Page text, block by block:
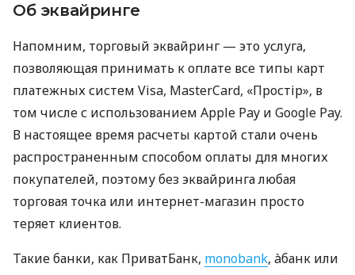
Об эквайринге
Напомним, торговый эквайринг — это услуга,
позволяющая принимать к оплате все типы карт
платежных систем Visa, MasterCard, «Простір», в
том числе с использованием Apple Pay и Google Pay.
В настоящее время расчеты картой стали очень
распространенным способом оплаты для многих
покупателей, поэтому без эквайринга любая
торговая точка или интернет-магазин просто
теряет клиентов.
Такие банки, как ПриватБанк, monobank, àбанк или